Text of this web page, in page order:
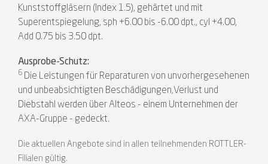
Kunststoffgläsern (Index 1.5), gehärtet und mit
Superentspiegelung, sph +6.00 bis -6.00 dpt., cyl +4.00,
Add 0.75 bis 3.50 dpt.
Ausprobe-Schutz:
6 Die Leistungen für Reparaturen von unvorhergesehenen
und unbeabsichtigten Beschädigungen,Verlust und
Diebstahl werden über Alteos - einem Unternehmen der
AXA-Gruppe - gedeckt.
Die aktuellen Angebote sind in allen teilnehmenden ROTTLER-
Filialen gültig.